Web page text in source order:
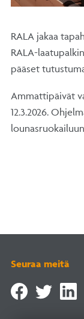
RALA jakaa
RALA-
pääset
Ammattipäivät
12.3.2026.
Seuraa meitä